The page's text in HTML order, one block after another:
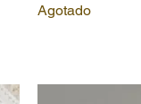
Agotado